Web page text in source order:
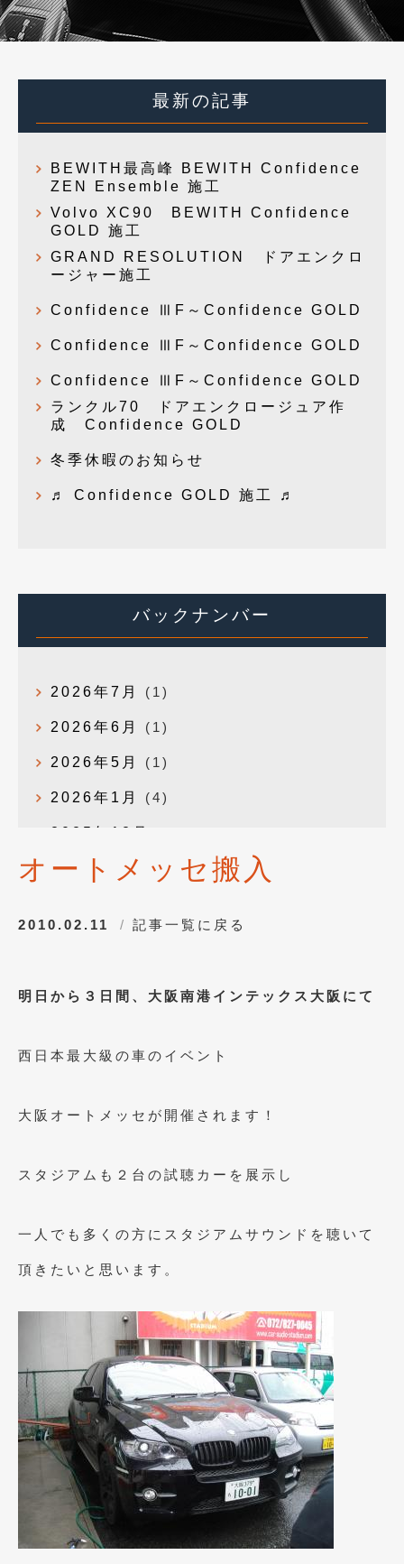
最新の記事
BEWITH最高峰 BEWITH Confidence
ZEN Ensemble 施工
Volvo XC90 BEWITH Confidence
GOLD 施工
GRAND RESOLUTION ドアエンクロ
ージャー施工
Confidence ⅢF～Confidence GOLD
Confidence ⅢF～Confidence GOLD
Confidence ⅢF～Confidence GOLD
ランクル70 ドアエンクロージュア作
成 Confidence GOLD
冬季休暇のお知らせ
♬ Confidence GOLD 施工 ♬
バックナンバー
2026年7月 (1)
2026年6月 (1)
2026年5月 (1)
2026年1月 (4)
2025年12月
2025年10月 (1)
2024年1月(1)
2023年11月(1)
2023年4月 (1)
2022年12月(1)
2022年10月(2)
2022年8月(1)
2022年4月 (2)
2022年1月(3)
2021年12月
オートメッセ搬入
2010.02.11 記事一覧に戻る
明日から３日間、大阪南港インテックス大阪にて
西日本最大級の車のイベント
大阪オートメッセが開催されます！
スタジアムも２台の試聴カーを展示し
一人でも多くの方にスタジアムサウンドを聴いて
頂きたいと思います。